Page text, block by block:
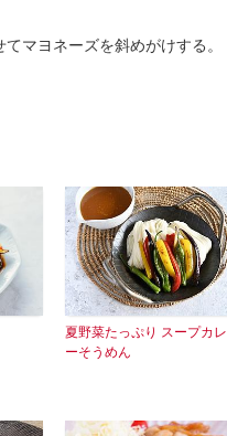
マヨネーズを斜めがけする。
夏野菜たっぷり スープカレ
ーそうめん